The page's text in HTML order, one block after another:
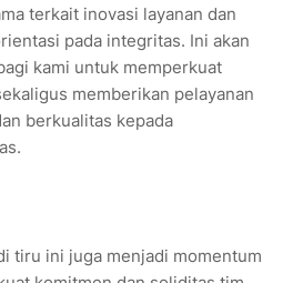
terkait inovasi layanan dan
pada integritas. Ini akan
kami untuk memperkuat
memberikan pelayanan
berkualitas kepada
tiru ini juga menjadi momentum